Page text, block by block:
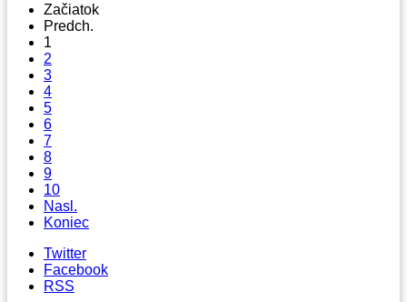
Začiatok
Predch.
1
2
3
4
5
6
7
8
9
10
Nasl.
Koniec
Twitter
Facebook
RSS